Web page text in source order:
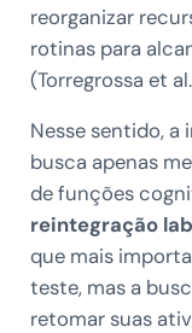
reorganizar
rotinas para
(Torregrossa et
Nesse sentido,
busca apenas
de funções
reintegração
que mais
teste, mas a
retomar suas